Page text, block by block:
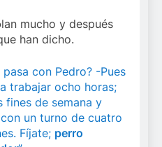
mucho y después
han dicho.
pasa con Pedro? -Pues
trabajar ocho horas;
fines de semana y
un turno de cuatro
Fíjate; perro